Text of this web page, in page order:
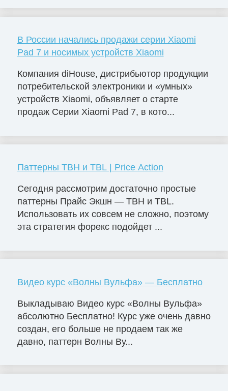
В России начались продажи серии Xiaomi
Pad 7 и носимых устройств Xiaomi
Компания diHouse, дистрибьютор продукции
потребительской электроники и «умных»
устройств Xiaomi, объявляет о старте
продаж Серии Xiaomi Pad 7, в кото...
Паттерны TBH и TBL | Price Action
Сегодня рассмотрим достаточно простые
паттерны Прайс Экшн — TBH и TBL.
Использовать их совсем не сложно, поэтому
эта стратегия форекс подойдет ...
Видео курс «Волны Вульфа» — Бесплатно
Выкладываю Видео курс «Волны Вульфа»
абсолютно Бесплатно! Курс уже очень давно
создан, его больше не продаем так же
давно, паттерн Волны Ву...